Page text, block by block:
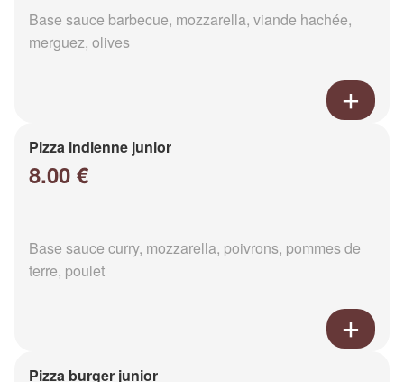
Base sauce barbecue, mozzarella, viande hachée,
merguez, olives
Pizza indienne junior
8.00 €
Base sauce curry, mozzarella, poivrons, pommes de
terre, poulet
Pizza burger junior